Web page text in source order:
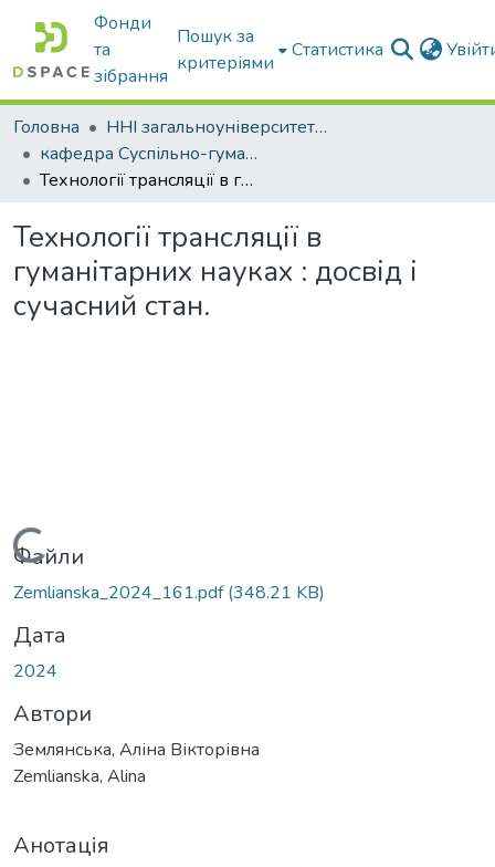
Фонди
та
зібрання
Пошук за
критеріями
Статистика
Головна
ННІ загальноуніверситетської підготовки
кафедра Суспільно-гуманітарні науки
Технології трансляції в гуманітарних науках : досвід і сучасний стан.
Технології трансляції в
гуманітарних науках : досвід і
сучасний стан.
Вантажиться...
Файли
Zemlianska_2024_161.pdf(348.21 KB)
Дата
2024
Автори
Землянська, Аліна Вікторівна
Zemlianska, Alina
Анотація